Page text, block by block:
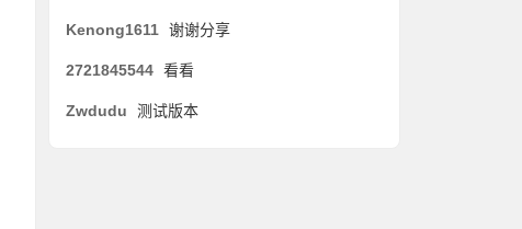
Kenong1611 谢谢分享
2721845544 看看
Zwdudu 测试版本